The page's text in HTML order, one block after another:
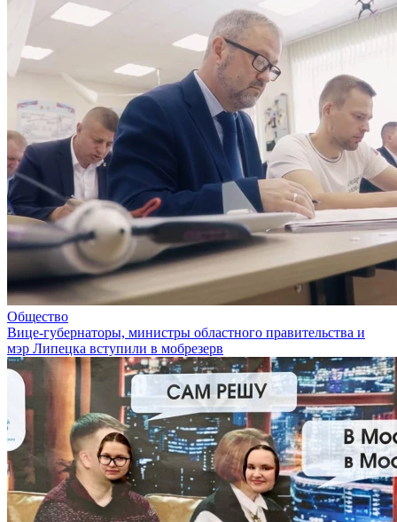
Общество
Вице-губернаторы, министры областного правительства и
мэр Липецка вступили в мобрезерв